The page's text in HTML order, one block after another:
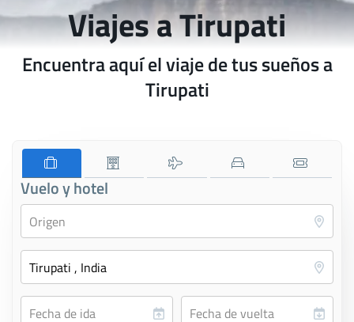
Viajes a Tirupati
Encuentra aquí el viaje de tus sueños a
Tirupati
Vuelo y hotel